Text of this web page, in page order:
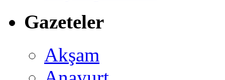
Gazeteler
Akşam